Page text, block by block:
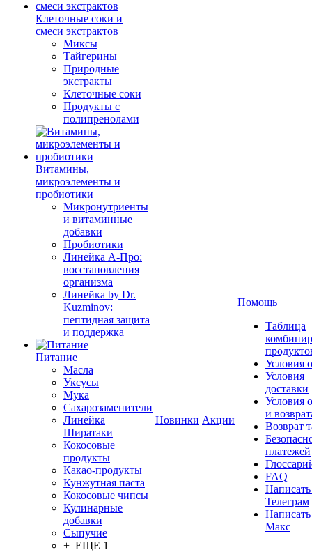
Клеточные соки и
смеси экстрактов
Миксы
Тайгерины
Природные
экстракты
Клеточные соки
Продукты с
полипренолами
Витамины,
микроэлементы и
пробиотики
Микронутриенты
и витаминные
добавки
Пробиотики
Линейка А-Про:
восстановления
организма
Линейка by Dr.
Kuzminov:
пептидная защита
и поддержка
Питание
Масла
Уксусы
Мука
Сахарозаменители
Линейка
Ширатаки
Кокосовые
продукты
Какао-продукты
Кунжутная паста
Кокосовые чипсы
Кулинарные
добавки
Сыпучие
+ ЕЩЕ 1
Новинки Акции
Помощь
Таблица
Условия
Условия
доставки
Условия
и
Возврат
платежей
FAQ
Телеграм
Макс